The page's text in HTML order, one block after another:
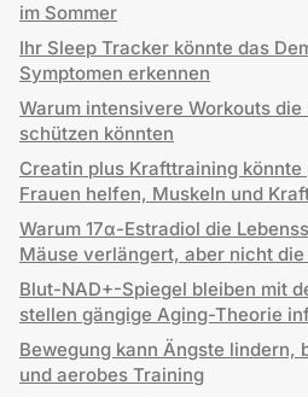
im Sommer
Ihr Sleep Tracker könnte das
Symptomen erkennen
Warum intensivere Workouts
schützen könnten
Creatin plus Krafttraining könnte
Frauen helfen, Muskeln und
Warum 17α-Estradiol die
Mäuse verlängert, aber nicht
Blut-NAD+-Spiegel bleiben mit
stellen gängige Aging-Theorie
Bewegung kann Ängste lindern,
und aerobes Training